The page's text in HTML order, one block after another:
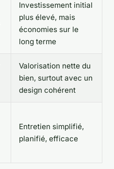
Investissement initial
plus élevé, mais
économies sur le
long terme
Valorisation nette du
bien, surtout avec un
design cohérent
Entretien simplifié,
planifié, efficace